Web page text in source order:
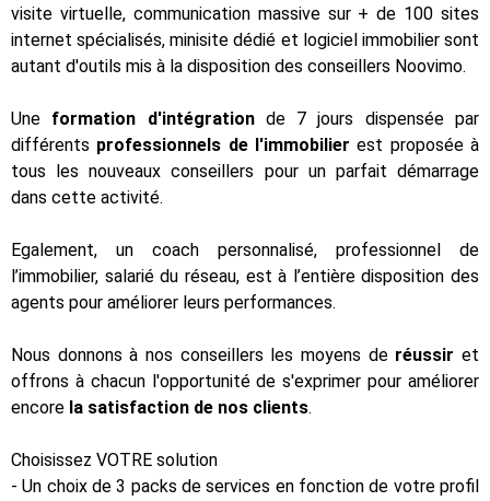
visite virtuelle, communication massive sur + de 100 sites
internet spécialisés, minisite dédié et logiciel immobilier sont
autant d'outils mis à la disposition des conseillers Noovimo.
Une formation d'intégrationde 7 jours dispensée par
différents professionnels de l'immobilier est proposée à
tous les nouveaux conseillers pour un parfait démarrage
dans cette activité.
Egalement, un coach personnalisé, professionnel de
l’immobilier, salarié du réseau, est à l’entière disposition des
agents pour améliorer leurs performances.
Nous donnons à nos conseillers les moyens de réussir et
offrons à chacun l'opportunité de s'exprimer pour améliorer
encore la satisfaction de nos clients.
Choisissez VOTRE solution
- Un choix de 3 packs de services en fonction de votre profil